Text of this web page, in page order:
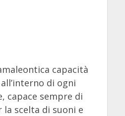
capacità
di ogni
capace sempre di
scelta di suoni e